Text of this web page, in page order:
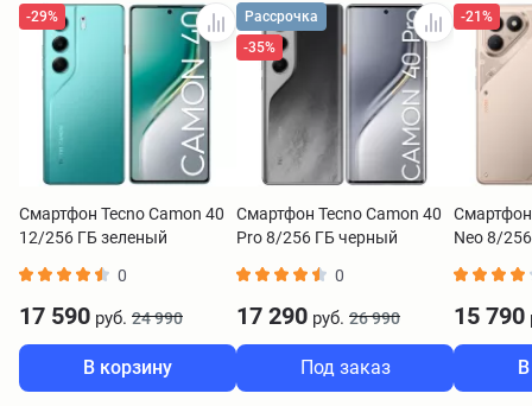
-29%
Смартфон Tecno Camon 40
12/256 ГБ зеленый
0
17 590 руб. 24 990
В корзину
Рассрочка
-35%
Смартфон Tecno Camon 40
Pro 8/256 ГБ черный
0
17 290 руб. 26 990
Под заказ
-21%
Смартфон
Neo 8/
15 790